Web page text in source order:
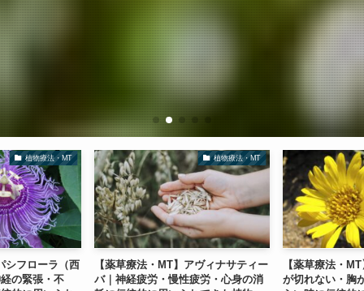
植物療法・MT
シフローラ（西
の緊張・不
植物療法・MT
【薬草療法・MT】アヴィナサティー
バ｜神経疲労・慢性疲労・心身の消
【薬草療法・
が切れない・胸